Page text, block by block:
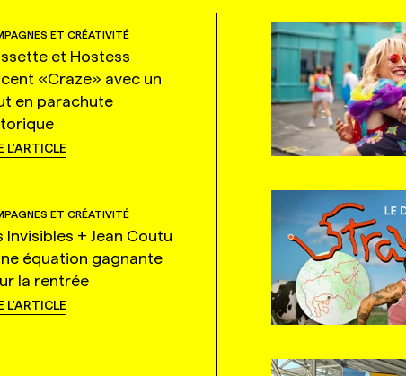
ET CRÉATIVITÉ
et Hostess
«Craze» avec un
en parachute
L'ARTICLE
ET CRÉATIVITÉ
Invisibles + Jean Coutu
équation gagnante
la rentrée
L'ARTICLE